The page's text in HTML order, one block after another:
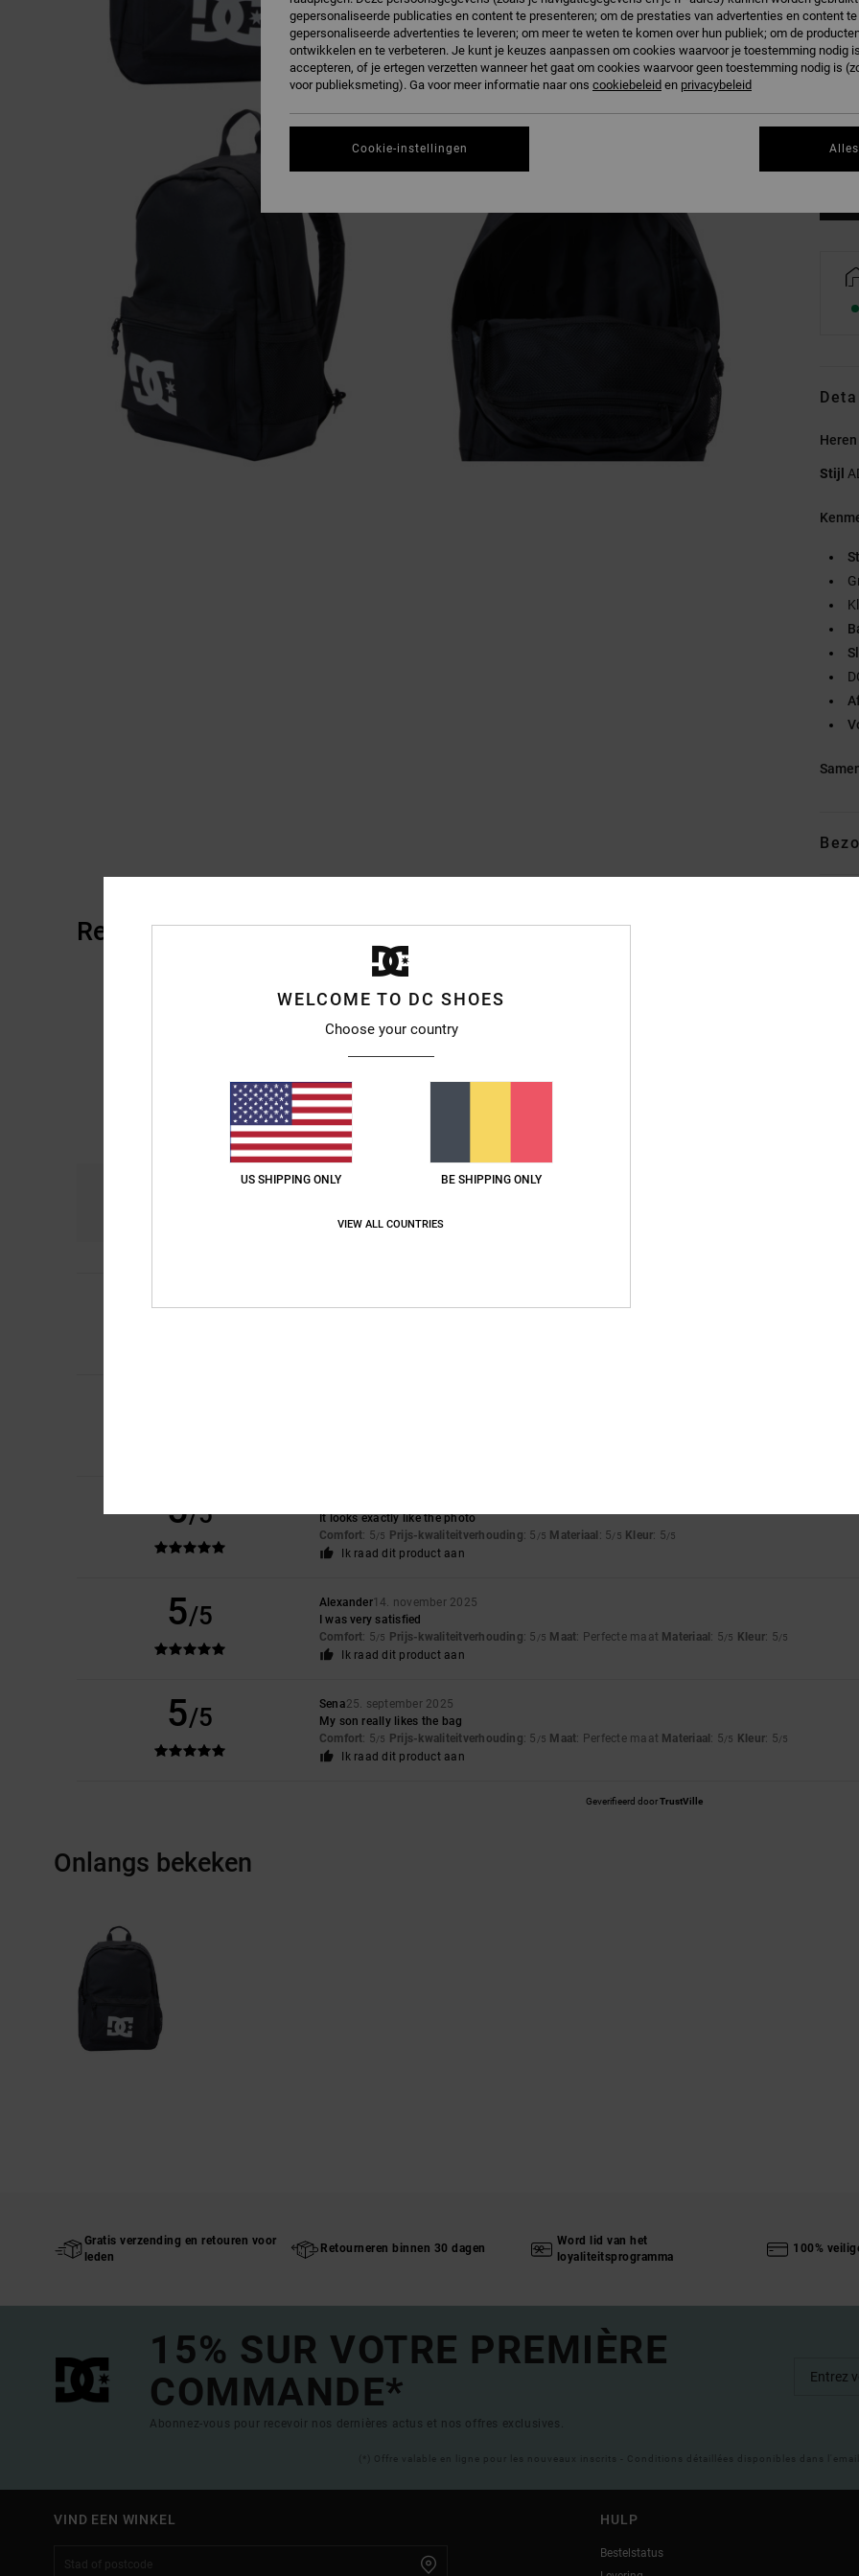
Stijl
Reviews van klanten
Comfort
Prijs-kwaliteitverhouding
5/5
5/5
It looks exactly like the photo
Comfort: 5/5 Prijs-kwaliteitverhouding: 5 /5 Materiaal : 5/5 Kleur: 5/5
Ik raad dit product aan
5/5 Alexander14. november 2025
I was very satisfied
Comfort: 5/5 Prijs-kwaliteitverhouding: 5 /5 Maat: Perfecte maat Materiaal : 5/5 Kleur: 5/5
Ik raad dit product aan
5/5 Sena25. september 2025
My son really likes the bag
Comfort: 5/5 Prijs-kwaliteitverhouding: 5 /5 Maat: Perfecte maat Materiaal : 5/5 Kleur: 5/5
Ik raad dit product aan
Geverifieerd doorTrustVille
Onlangs bekeken
Gratis verzending en retouren voor
leden
Retourneren binnen 30 dagen
Word lid van het
loyaliteitsprogramma
100%
15% SUR VOTRE PREMIÈRE
COMMANDE*
Abonnez-vous pour recevoir nos dernières actus et nos offres exclusives.
(*) Offre valable en ligne pour les nouveaux inscrits - Conditions détaillées disponibles dans
VIND EEN WINKEL HULP
Bestelstatus
WELCOME TO DC SHOES
Choose your country
US SHIPPING ONLY BE SHIPPING ONLY
VIEW ALL COUNTRIES
gepersonaliseerde publicaties en content te presenteren; om de prestaties van advertenties en content
gepersonaliseerde advertenties te leveren; om meer te weten te komen over hun publiek; om de
ontwikkelen en te verbeteren. Je kunt je keuzes aanpassen om cookies waarvoor je toestemming nodig
accepteren, of je ertegen verzetten wanneer het gaat om cookies waarvoor geen toestemming nodig is
voor publieksmeting). Ga voor meer informatie naar ons cookiebeleid en privacybeleid
Cookie-instellingen